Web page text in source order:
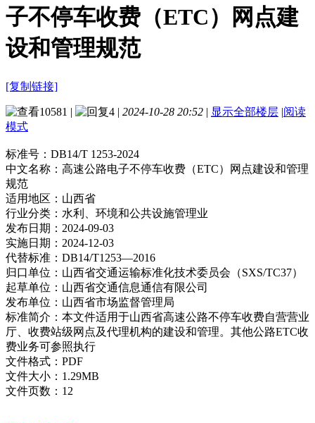
子不停车收费（ETC）网点建
设和管理规范
[复制链接]
10581 | 4 | 2024-10-28 20:52 | 显示全部楼层 |阅读
模式
标准号： DB14/T 1253-2024
中文名称： 高速公路电子不停车收费（ETC）网点建设和管理
规范
适用地区： 山西省
行业分类： 水利、环境和公共设施管理业
发布日期： 2024-09-03
实施日期： 2024-12-03
代替标准： DB14/T1253—2016
归口单位： 山西省交通运输标准化技术委员会（SXS/TC37）
起草单位： 山西省交通信息通信有限公司
发布单位： 山西省市场监督管理局
标准简介： 本文件适用于山西省高速公路不停车收费自营营业
厅、收费站级网点及代理机构的建设和管理。其他公路ETC收
费业务可参照执行
文件格式： PDF
文件大小： 1.29MB
文件页数： 12